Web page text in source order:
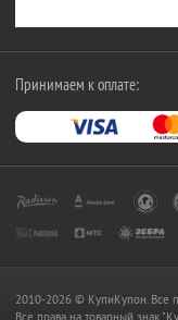
Принимаем к оплате:
2010-2026 © КупиКупон. Все
Все права на товарный знак